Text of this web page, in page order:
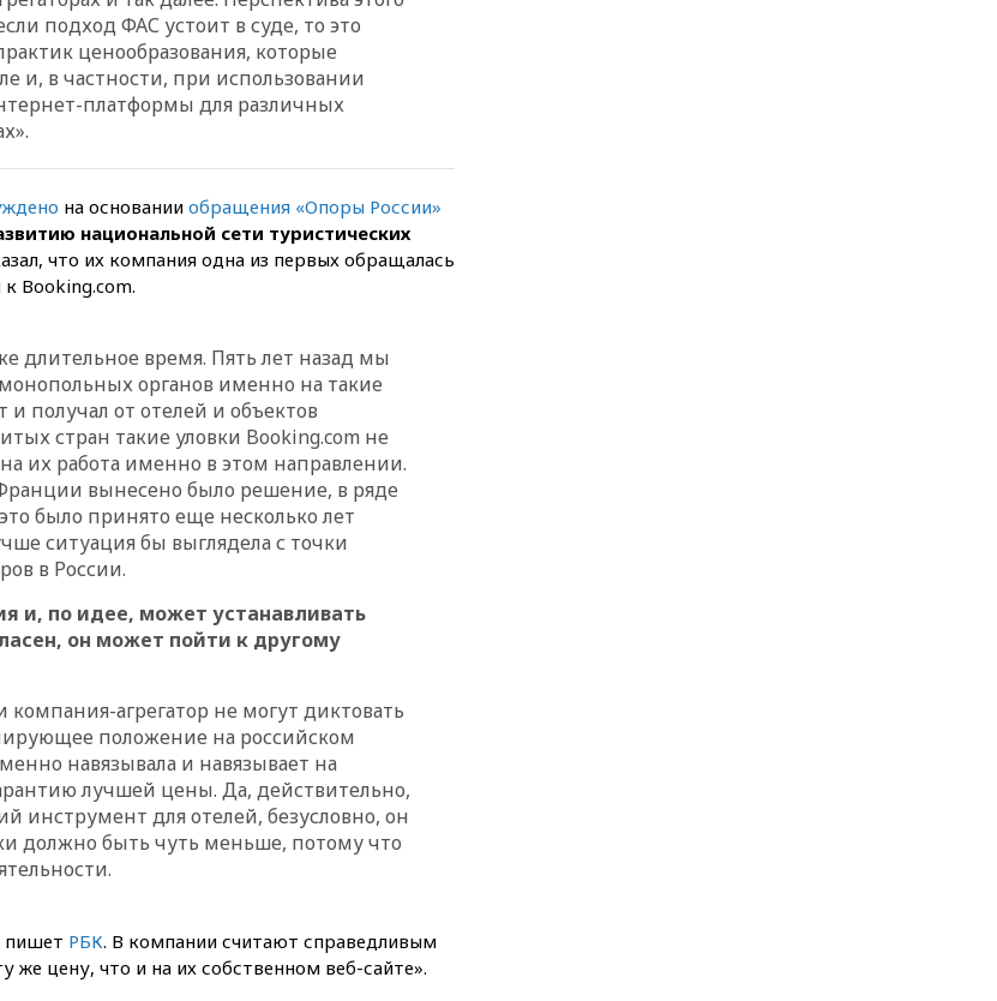
вчера, 22:35 Винисиус
продлил контракт с «Реалом»
до 2032 года
вчера, 22:28Отказаться от
гвардейскую десантно-
штурмовую дивизию
легендарной
Генпрокуратура
признала нежелательным в
РФ американский Human
Rights Foundation
вчера, 21:35«Аэрофлот»
отменяет часть рейсов в Сочи
и Геленджик
вчера, 21:25
Руслан Терновой
метровой вышки
вчера, 21:10
РФ не получала
в Армении
вчера, 21:00 В России вновь
обсуждают эксперимент по
онлайн-продаже алкоголя
вчера, 20:45Матвиенко:
вчера, 20:35 ПВО за день
сбила еще 281 украинский
подход ФАС устоит в суде, то это
ценообразования, которые
и, в частности, при использовании
платформы для различных
на основании обращения «Опоры России»
национальной сети туристических
что их компания одна из первых обращалась
Booking.com.
время. Пять лет назад мы
органов именно на такие
и получал от отелей и объектов
стран такие уловки Booking.com не
их работа именно в этом направлении.
вынесено было решение, в ряде
было принято еще несколько лет
ситуация бы выглядела с точки
в России.
и, по идее, может устанавливать
он может пойти к другому
агрегатор не могут диктовать
положение на российском
навязывала и навязывает на
лучшей цены. Да, действительно,
инструмент для отелей, безусловно, он
должно быть чуть меньше, потому что
пишет РБК. В компании считают справедливым
же цену, что и на их собственном веб-сайте».